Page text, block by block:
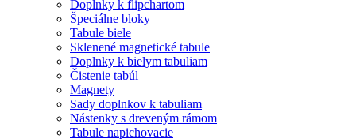
Doplnky k flipchartom
Špeciálne bloky
Tabule biele
Sklenené magnetické tabule
Doplnky k bielym tabuliam
Čistenie tabúl
Magnety
Sady doplnkov k tabuliam
Nástenky s dreveným rámom
Tabule napichovacie